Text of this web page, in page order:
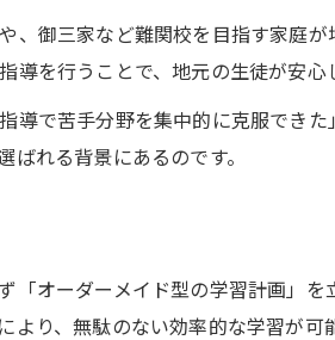
家庭の協力で個別指導効果
家庭でできる個別指導サポ
個別指導塾の比較で重視
、御三家など難関校を目指す家庭
を行うことで、地元の生徒が安心
導で苦手分野を集中的に克服でき
れる背景にあるのです。
「オーダーメイド型の学習計画」
り、無駄のない効率的な学習が可